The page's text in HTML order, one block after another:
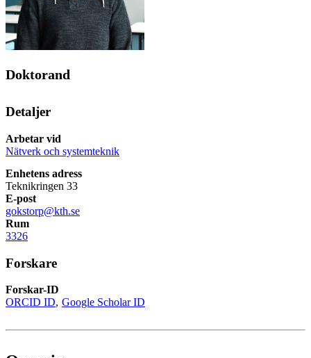
Doktorand
Detaljer
Arbetar vid
Nätverk och systemteknik
Enhetens adress
Teknikringen 33
E-post
gokstorp@kth.se
Rum
3326
Forskare
Forskar-ID
ORCID ID Google Scholar ID